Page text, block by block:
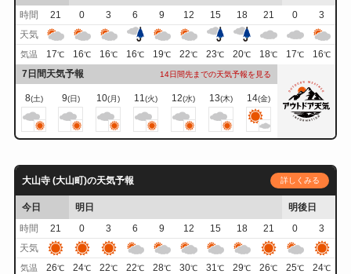
時間
21 0 3 6 9 12 15 18 21 0
3
天気
気温 17℃ 16℃ 16℃ 16℃ 19℃ 22℃ 23℃ 20℃ 18℃ 17℃ 16℃
7日間天気予報 14日間先までの天気予報を見る
8(土) 9(日) 10(月) 11 (火) 12(水) 13(木) 14(金)
大山寺 (大山町)の天気予報 詳しくみる
今日 明日
明後日
時間
21 0 3 6 9 12 15 18 21 0
3
天気
気温 26℃ 24℃ 22℃ 22℃ 28℃ 30℃ 31℃ 29℃ 26℃ 25℃ 24℃